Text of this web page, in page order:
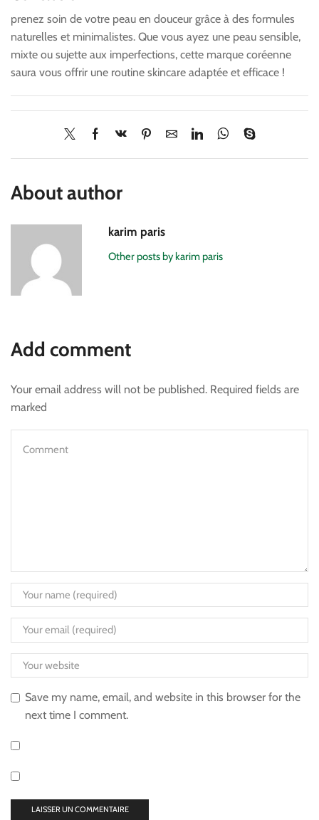
prenez soin de votre peau en douceur grâce à des formules
naturelles et minimalistes. Que vous ayez une peau sensible,
mixte ou sujette aux imperfections, cette marque coréenne
saura vous offrir une routine skincare adaptée et efficace !
About author
karim paris
Other posts by karim paris
Add comment
Your email address will not be published. Required fields are
marked
Save my name, email, and website in this browser for the
next time I comment.